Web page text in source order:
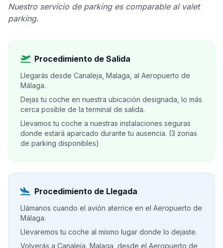
Nuestro servicio de parking es comparable al valet
parking.
Procedimiento de Salida
Llegarás desde Canaleja, Malaga, al Aeropuerto de
Málaga.
Dejas tu coche en nuestra ubicación designada, lo más
cerca posible de la terminal de salida.
Llevamos tu coche a nuestras instalaciones seguras
donde estará aparcado durante tu ausencia. (3 zonas
de parking disponibles)
Procedimiento de Llegada
Llámanos cuando el avión aterrice en el Aeropuerto de
Málaga.
Llevaremos tu coche al mismo lugar donde lo dejaste.
Volverás a Canaleja, Malaga, desde el Aeropuerto de